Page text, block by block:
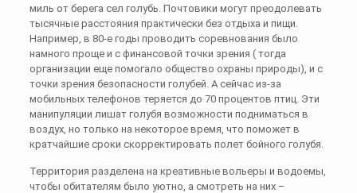
миль от берега сел голубь. Почтовики могут преодолевать
тысячные расстояния практически без отдыха и пищи.
Например, в 80-е годы проводить соревнования было
намного проще и с финансовой точки зрения ( тогда
организации еще помогало общество охраны природы), и с
точки зрения безопасности голубей. А сейчас из-за
мобильных телефонов теряется до 70 процентов птиц. Эти
манипуляции лишат голубя возможности подниматься в
воздух, но только на некоторое время, что поможет в
кратчайшие сроки скорректировать полет бойного голубя.
Территория разделена на креативные вольеры и водоемы,
чтобы обитателям было уютно, а смотреть на них –